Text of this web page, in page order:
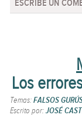
ESCRIBE UN
Los
Temas:FALSOS
Escrito por:JOSÉ